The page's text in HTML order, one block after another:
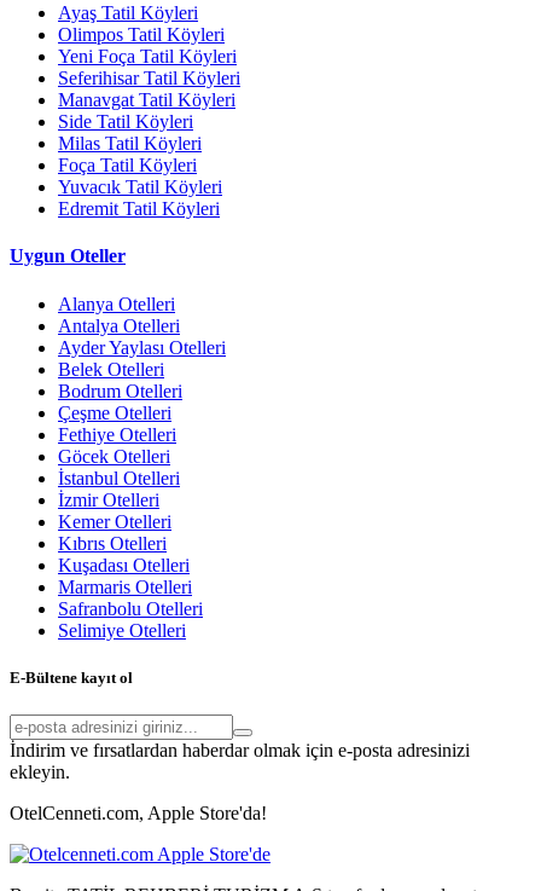
Ayaş Tatil Köyleri
Olimpos Tatil Köyleri
Yeni Foça Tatil Köyleri
Seferihisar Tatil Köyleri
Manavgat Tatil Köyleri
Side Tatil Köyleri
Milas Tatil Köyleri
Foça Tatil Köyleri
Yuvacık Tatil Köyleri
Edremit Tatil Köyleri
Uygun Oteller
Alanya Otelleri
Antalya Otelleri
Ayder Yaylası Otelleri
Belek Otelleri
Bodrum Otelleri
Çeşme Otelleri
Fethiye Otelleri
Göcek Otelleri
İstanbul Otelleri
İzmir Otelleri
Kemer Otelleri
Kıbrıs Otelleri
Kuşadası Otelleri
Marmaris Otelleri
Safranbolu Otelleri
Selimiye Otelleri
E-Bültene kayıt ol
İndirim ve fırsatlardan haberdar olmak için e-posta adresinizi
ekleyin.
OtelCenneti.com, Apple Store'da!